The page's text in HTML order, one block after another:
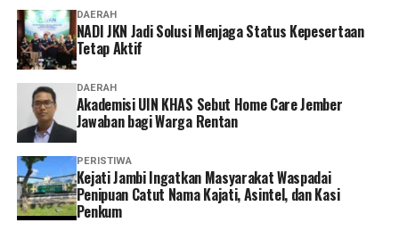
mengantre di kantor,” tuturnya. (*)
DAERAH
NADI JKN Jadi Solusi Menjaga Status Kepesertaan
Tetap Aktif
DAERAH
Akademisi UIN KHAS Sebut Home Care Jember
Jawaban bagi Warga Rentan
PERISTIWA
‎Kejati Jambi Ingatkan Masyarakat Waspadai
Penipuan Catut Nama Kajati, Asintel, dan Kasi
Penkum